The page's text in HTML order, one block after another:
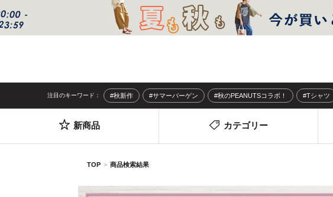
注目のキーワード： #秋新作 #サマーバーゲン #秋のPEANUTSコラボ！ #Tシャツ
新商品 カテゴリー
TOP 商品検索結果